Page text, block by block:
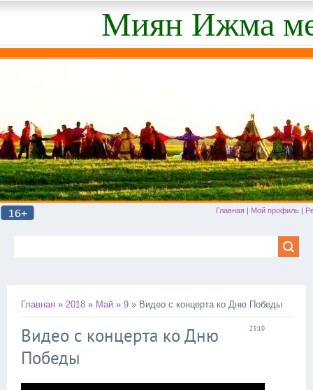
Миян Ижма
Главная | Мой профиль |
Главная » 2018 » Май » 9 » Видео с концерта ко Дню Победы
23:10
Видео с концерта ко Дню
Победы